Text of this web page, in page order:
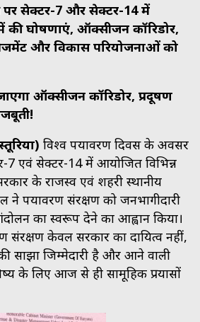
पर सेक्टर-7 और सेक्टर-14 में
की घोषणाएं, ऑक्सीजन कॉरिडोर,
और विकास परियोजनाओं को
ऑक्सीजन कॉरिडोर, प्रदूषण
विश्व पर्यावरण दिवस के अवसर
7 एवं सेक्टर-14 में आयोजित विभिन्न
के राजस्व एवं शहरी स्थानीय
ने पर्यावरण संरक्षण को जनभागीदारी
का स्वरूप देने का आह्वान किया।
संरक्षण केवल सरकार का दायित्व नहीं,
साझा जिम्मेदारी है और आने वाली
के लिए आज से ही सामूहिक प्रयासों